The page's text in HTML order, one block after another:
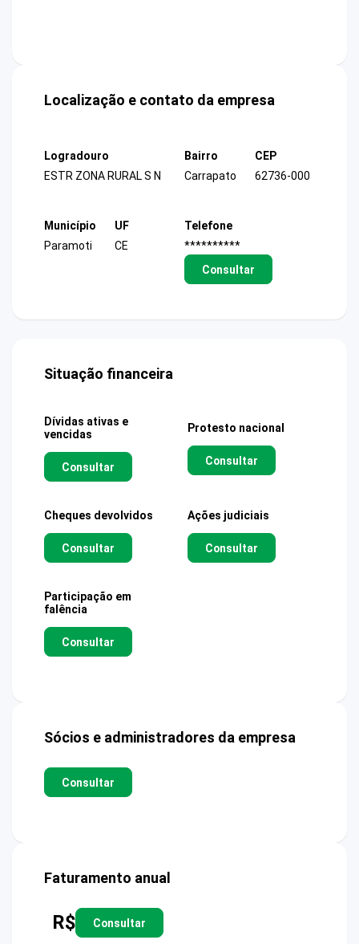
Localização e contato da empresa
Logradouro
ESTR ZONA RURAL S N
Bairro
Carrapato
CEP
62736-000
Município
Paramoti
UF
CE
Telefone
**********
Consultar
Situação financeira
Dívidas ativas e
vencidas
Consultar
Protesto nacional
Consultar
Cheques devolvidos
Consultar
Ações judiciais
Consultar
Participação em
falência
Consultar
Sócios e administradores da empresa
Consultar
Faturamento anual
R$ Consultar